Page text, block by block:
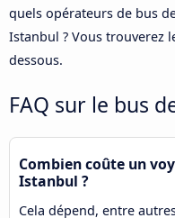
quels opérateurs de bus
Istanbul ? Vous trouverez
dessous.
FAQ sur le bus
Combien coûte un
Istanbul ?
Cela dépend, entre